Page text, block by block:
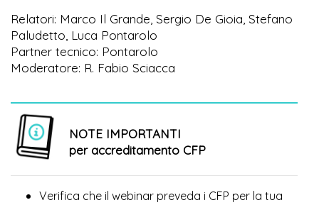
Relatori: Marco Il Grande, Sergio De Gioia, Stefano
Paludetto, Luca Pontarolo
Partner tecnico: Pontarolo
Moderatore: R. Fabio Sciacca
NOTE IMPORTANTI
per accreditamento CFP
Verifica che il webinar preveda i CFP per la tua